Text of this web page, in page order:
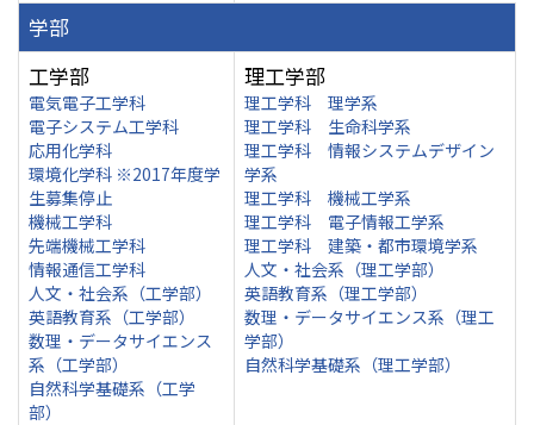
学部
工学部
電気電子工学科
電子システム工学科
応用化学科
環境化学科 ※2017年度学
生募集停止
機械工学科
先端機械工学科
情報通信工学科
人文・社会系（工学部）
英語教育系（工学部）
数理・データサイエンス
系（工学部）
自然科学基礎系（工学
部）
理工学部
理工学科 理学系
理工学科 生命科学系
理工学科 情報システムデザイン
学系
理工学科 機械工学系
理工学科 電子情報工学系
理工学科 建築・都市環境学系
人文・社会系（理工学部）
英語教育系（理工学部）
数理・データサイエンス系（理工
学部）
自然科学基礎系（理工学部）